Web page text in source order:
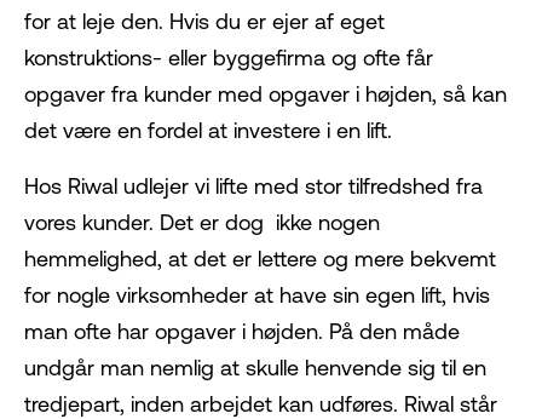
for at leje den. Hvis du er ejer af eget
konstruktions- eller byggefirma og ofte får
opgaver fra kunder med opgaver i højden, så kan
det være en fordel at investere i en lift.
Hos Riwal udlejer vi lifte med stor tilfredshed fra
vores kunder. Det er dog ikke nogen
hemmelighed, at det er lettere og mere bekvemt
for nogle virksomheder at have sin egen lift, hvis
man ofte har opgaver i højden. På den måde
undgår man nemlig at skulle henvende sig til en
tredjepart, inden arbejdet kan udføres. Riwal står